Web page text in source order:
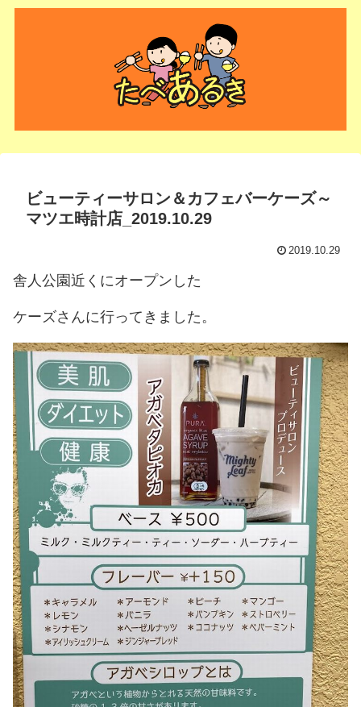
ビューティーサロン＆カフェバーケーズ～
マツエ時計店_2019.10.29
2019.10.29
舎人公園近くにオープンした
ケーズさんに行ってきました。